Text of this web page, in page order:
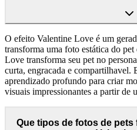
O efeito Valentine Love é um
transforma uma foto estática do
Love transforma seu pet no
curta, engracada e compartilhavel.
aprendizado profundo para criar
visuais impressionantes a partir de
Que tipos de fotos de